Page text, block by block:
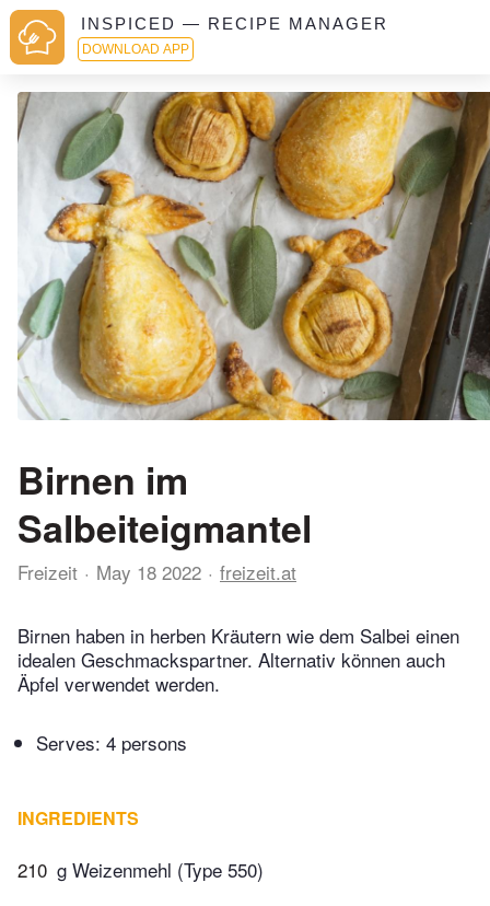
INSPICED — RECIPE MANAGER
DOWNLOAD APP
Birnen im
Salbeiteigmantel
Freizeit May 18 2022 freizeit.at
Birnen haben in herben Kräutern wie dem Salbei einen
idealen Geschmackspartner. Alternativ können auch
Äpfel verwendet werden.
Serves: 4 persons
INGREDIENTS
210 g Weizenmehl (Type 550)